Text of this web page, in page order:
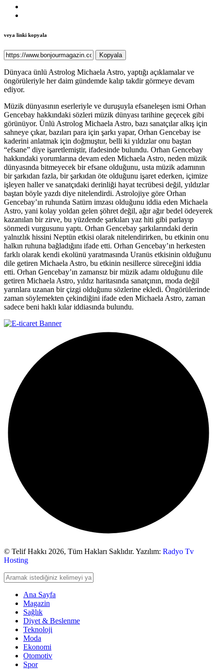
veya linki kopyala
Kopyala
Dünyaca ünlü Astrolog Michaela Astro, yaptığı açıklamalar ve
öngörüleriyle her daim gündemde kalıp takdir görmeye devam
ediyor.
Müzik dünyasının eserleriyle ve duruşuyla efsaneleşen ismi Orhan
Gencebay hakkındaki sözleri müzik dünyası tarihine geçecek gibi
görünüyor. Ünlü Astrolog Michaela Astro, bazı sanatçılar alkış için
sahneye çıkar, bazıları para için şarkı yapar, Orhan Gencebay ise
kaderini anlatmak için doğmuştur, belli ki yıldızlar onu baştan
“efsane” diye işaretlemiştir, ifadesinde bulundu. Orhan Gencebay
hakkındaki yorumlarına devam eden Michaela Astro, neden müzik
dünyasında bitmeyecek bir efsane olduğunu, usta müzik adamının
bir şarkıdan fazla, bir şarkıdan öte olduğunu işaret ederken, içimize
işleyen haller ve sanatçıdaki derinliği hayat tecrübesi değil, yıldızlar
baştan böyle yazdı diye nitelendirdi. Astrolojiye göre Orhan
Gencebay’ın ruhunda Satürn imzası olduğunu iddia eden Michaela
Astro, yani kolay yoldan gelen şöhret değil, ağır ağır bedel ödeyerek
kazanılan bir zirve, bu yüzdende şarkıları yaz hiti gibi parlayıp
sönmedi vurgusunu yaptı. Orhan Gencebay şarkılarındaki derin
yalnızlık hissini Neptün etkisi olarak nitelendirirken, bu etkinin onu
halkın ruhuna bağladığını ifade etti. Orhan Gencebay’ın herkesten
farklı olarak kendi ekolünü yaratmasında Uranüs etkisinin olduğunu
dile getiren Michaela Astro, bu etkinin nesillerce süreceğini iddia
etti. Orhan Gencebay’ın zamansız bir müzik adamı olduğunu dile
getiren Michaela Astro, yıldız haritasında sanatçının, moda değil
yarınlara uzanan bir çizgi olduğunu sözlerine ekledi. Öngörülerinde
zaman söylemekten çekindiğini ifade eden Michaela Astro, zaman
sadece beni haklı kılar iddiasında bulundu.
© Telif Hakkı 2026, Tüm Hakları Saklıdır. Yazılım: Radyo Tv
Hosting
Ana Sayfa
Magazin
Sağlık
Diyet & Beslenme
Teknoloji
Moda
Ekonomi
Otomotiv
Spor